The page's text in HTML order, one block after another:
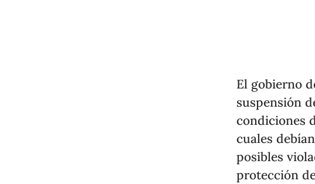
El gobierno
suspensión
condiciones
cuales
posibles
protección